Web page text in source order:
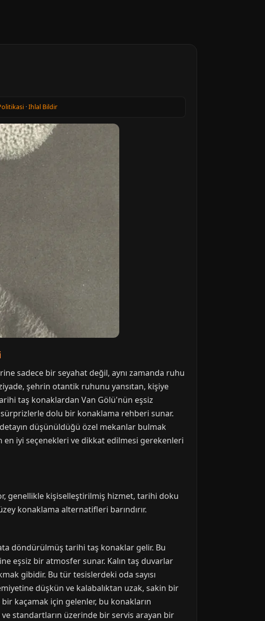
·Ihlal Bildir
sadece bir seyahat değil, aynı zamanda ruhu
şehrin otantik ruhunu yansıtan, kişiye
taş konaklardan Van Gölü'nün eşsiz
dolu bir konaklama rehberi sunar.
düşünüldüğü özel mekanlar bulmak
en iyi seçenekleri ve dikkat edilmesi gerekenleri
genellikle kişiselleştirilmiş hizmet, tarihi doku
konaklama alternatifleri barındırır.
döndürülmüş tarihi taş konaklar gelir. Bu
eşsiz bir atmosfer sunar. Kalın taş duvarlar
gibidir. Bu tür tesislerdeki oda sayısı
düşkün ve kalabalıktan uzak, sakin bir
kaçamak için gelenler, bu konakların
standartların üzerinde bir servis arayan bir